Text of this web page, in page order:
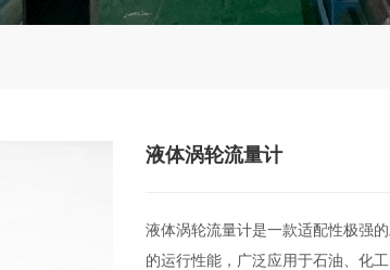
液体涡轮流量计
液体涡轮流量计是一款适配性极强
的运行性能，广泛应用于石油、化